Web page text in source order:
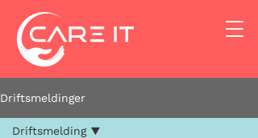
Driftsmeldinger
Driftsmelding